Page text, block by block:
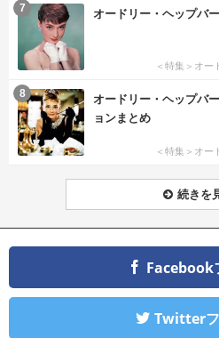
オードリー・ヘップバ
＜特集＞オー
7
オードリー・ヘップバ
ョンまとめ
＜特集＞オー
8
続きを
Facebook
Twitter